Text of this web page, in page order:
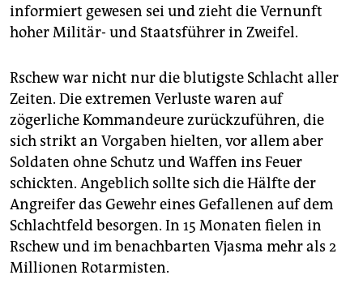
informiert gewesen sei und zieht die Vernunft
hoher Militär- und Staatsführer in Zweifel.
Rschew war nicht nur die blutigste Schlacht aller
Zeiten. Die extremen Verluste waren auf
zögerliche Kommandeure zurückzuführen, die
sich strikt an Vorgaben hielten, vor allem aber
Soldaten ohne Schutz und Waffen ins Feuer
schickten. Angeblich sollte sich die Hälfte der
Angreifer das Gewehr eines Gefallenen auf dem
Schlachtfeld besorgen. In 15 Monaten fielen in
Rschew und im benachbarten Vjasma mehr als 2
Millionen Rotarmisten.